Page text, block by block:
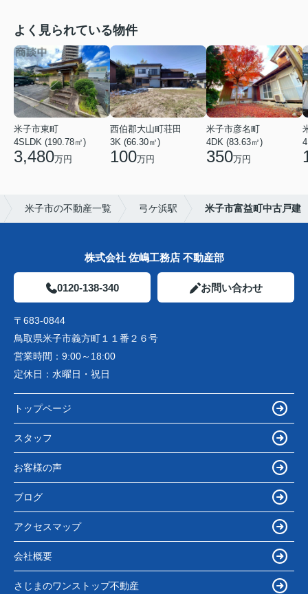
よく見られている物件
米子市東町
4SLDK (190.78㎡)
3,480万円
西伯郡大山町荘田
3K (66.30㎡)
100万円
米子市彦名町
4DK (83.63㎡)
350万円
米子市の不動産一覧 弓ケ浜駅 米子市富益町中古戸建
株式会社 佐嶋工務店 不動産部
0120-138-340 お問い合わせ
〒683-0844
鳥取県米子市義方町１１番２６号
営業時間： 9:00～18:00
定休日： 水曜日・祝日
トップページ
スタッフ
お客様の声
ブログ
アクセスマップ
会社概要
さじまのワンストップ不動産